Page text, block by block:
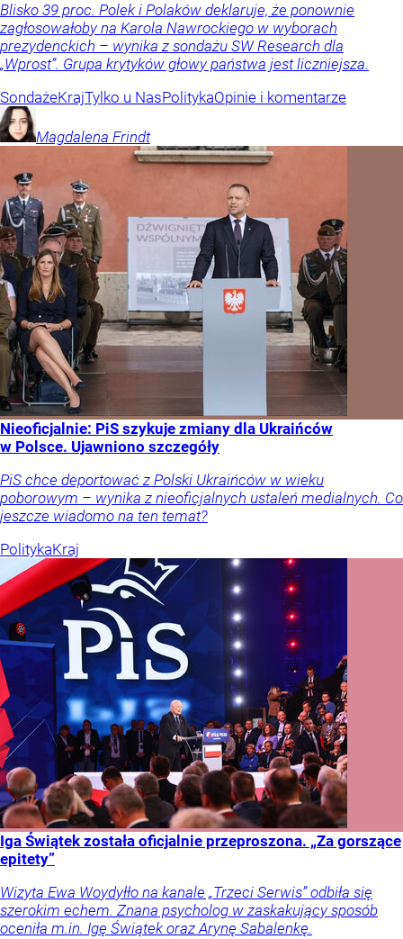
Blisko 39 proc. Polek i Polaków deklaruje, że ponownie
zagłosowałoby na Karola Nawrockiego w wyborach
prezydenckich – wynika z sondażu SW Research dla
„Wprost”. Grupa krytyków głowy państwa jest liczniejsza.
SondażeKrajTylko u NasPolitykaOpinie i komentarze
Magdalena Frindt
Nieoficjalnie: PiS szykuje zmiany dla Ukraińców
w Polsce. Ujawniono szczegóły
PiS chce deportować z Polski Ukraińców w wieku
poborowym – wynika z nieoficjalnych ustaleń medialnych. Co
jeszcze wiadomo na ten temat?
PolitykaKraj
Iga Świątek została oficjalnie przeproszona. „Za gorszące
epitety”
Wizyta Ewa Woydyłło na kanale „Trzeci Serwis” odbiła się
szerokim echem. Znana psycholog w zaskakujący sposób
oceniła m.in. Igę Świątek oraz Arynę Sabalenkę.